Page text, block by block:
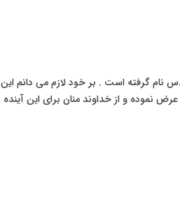
نام گرفته است . بر خود لازم می دانم این
نموده و از خداوند منان برای این آینده